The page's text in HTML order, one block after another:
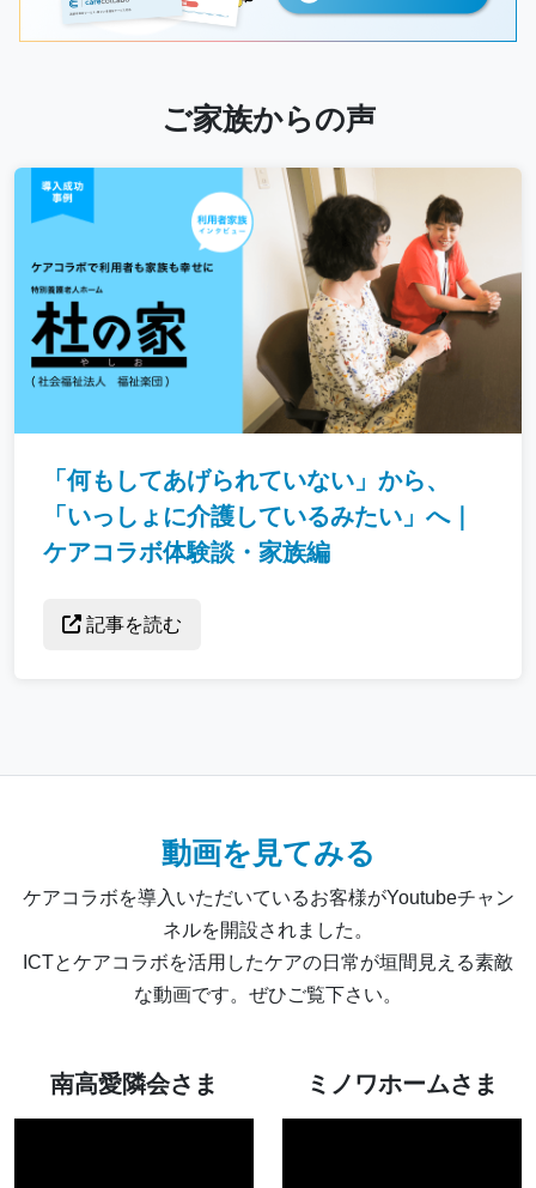
ご家族からの声
「何もしてあげられていない」から、
「いっしょに介護しているみたい」へ｜
ケアコラボ体験談・家族編
記事を読む
動画を見てみる
ケアコラボを導入いただいているお客様がYoutubeチャン
ネルを開設されました。
ICTとケアコラボを活用したケアの日常が垣間見える素敵
な動画です。ぜひご覧下さい。
南高愛隣会さま ミノワホームさま